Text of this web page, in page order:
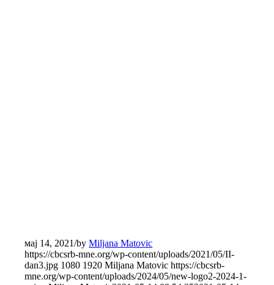
мај 14, 2021/byMiljana Matovic
https://cbcsrb-mne.org/wp-content/uploads/2021/05/II-
dan3.jpg 1080 1920 Miljana Matovic https://cbcsrb-
mne.org/wp-content/uploads/2024/05/new-logo2-2024-1-